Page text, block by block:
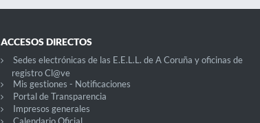
ACCESOS DIRECTOS
Sedes electrónicas de las E.E.L.L. de A Coruña y oficinas de
registro Cl@ve
Mis gestiones - Notificaciones
Portal de Transparencia
Impresos generales
Calendario Oficial